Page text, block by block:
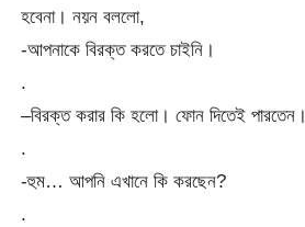
হবেনা। নয়ন বললো,
-আপনাকে বিরক্ত করতে চাইনি।
.
–বিরক্ত করার কি হলো। ফোন দিতেই পারতেন।
.
-হুম… আপনি এখানে কি করছেন?
.